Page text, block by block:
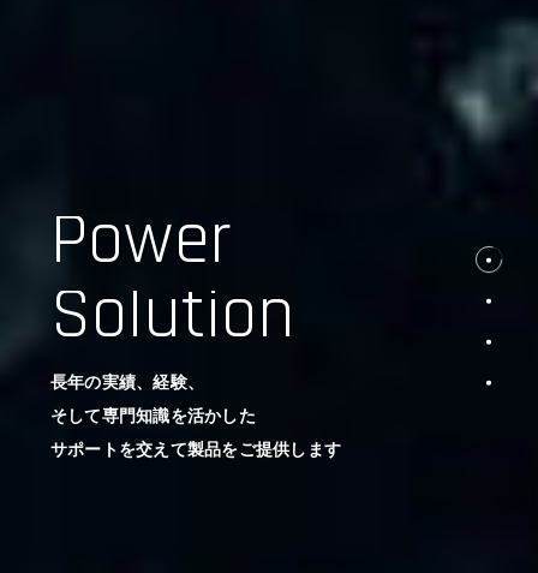
Power
Solution
長年の実績、経験、
そして専門知識を活かした
サポートを交えて製品をご提供します